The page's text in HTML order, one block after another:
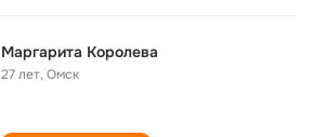
Маргарита Королева
27 лет,Омск